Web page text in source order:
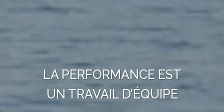
LA PERFORMANCE EST
UN TRAVAIL D’ÉQUIPE